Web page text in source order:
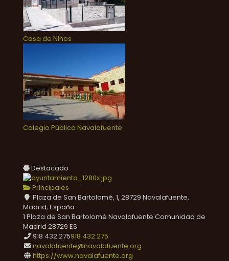
Casa de Niños
Colegio Público Navalafuente
Destacado
Principales
Plaza de San Bartolomé, 1, 28729 Navalafuente,
Madrid, España
1 Plaza de San Bartolomé Navalafuente Comunidad de
Madrid 28729 ES
918 432 275918 432 275
navalafuente@navalafuente.org
https://www.navalafuente.org